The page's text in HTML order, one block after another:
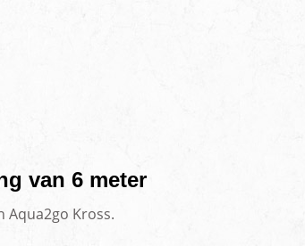
van 6 meter
Aqua2go Kross.